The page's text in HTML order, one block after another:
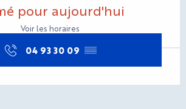
pour aujourd'hui
Voir les horaires
04 93 30 09 ▒▒